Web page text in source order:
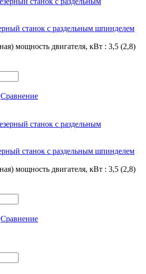
станок с раздельным шпинделем
мощность двигателя, кВт : 3,5 (2,8)
Сравнение
станок с раздельным шпинделем
мощность двигателя, кВт : 3,5 (2,8)
Сравнение